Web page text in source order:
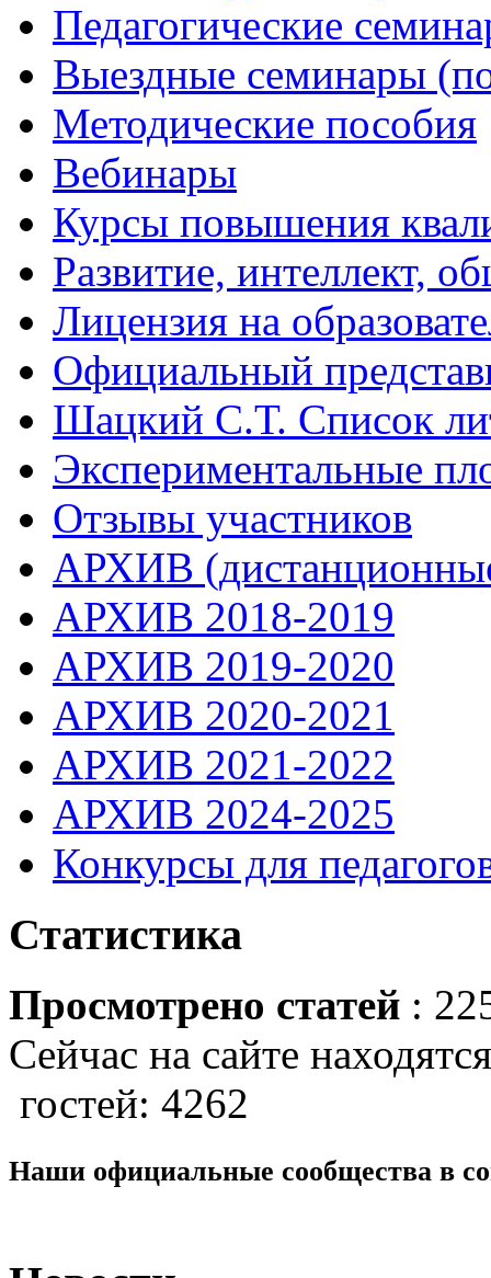
Педагогические
Выездные семинары
Методические пособия
Вебинары
Курсы повышения
Развитие, интеллект,
Лицензия на
Официальный
Шацкий С.Т. Список
Экспериментальные
Отзывы участников
АРХИВ
АРХИВ 2018-2019
АРХИВ 2019-2020
АРХИВ 2020-2021
АРХИВ 2021-2022
АРХИВ 2024-2025
Конкурсы для
Статистика
Просмотрено статей :
Сейчас на сайте
гостей: 4262
Наши официальные сообщества в